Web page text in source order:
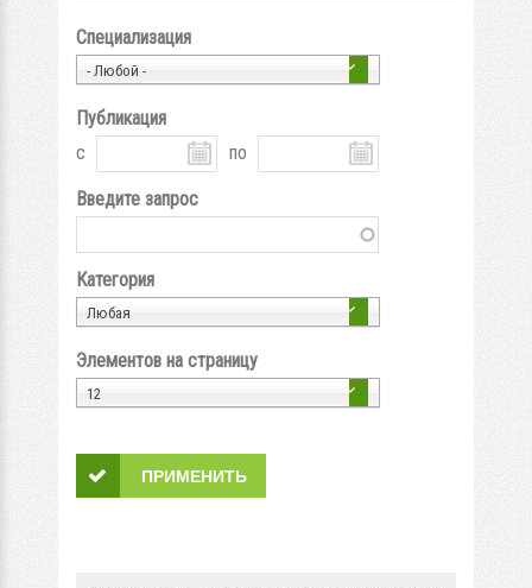
Специализация
- Любой -
Публикация
с
по
Введите запрос
Категория
Любая
Элементов на страницу
12